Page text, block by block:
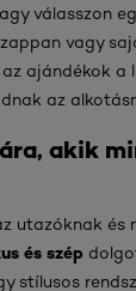
válasszon
vagy
ajándékok a
az
akik
utazóknak és
és szép
stílusos